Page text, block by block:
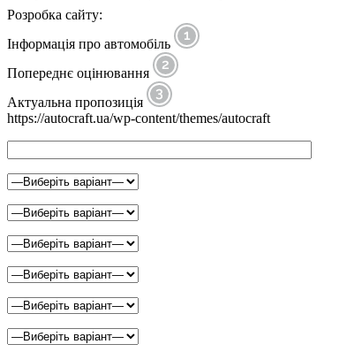
Розробка сайту:
Інформація про автомобіль
Попереднє оцінювання
Актуальна пропозиція
https://autocraft.ua/wp-content/themes/autocraft